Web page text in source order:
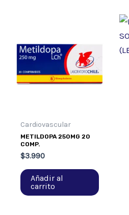
Cardiovascular
METILDOPA 250MG 20
COMP.
$3.990
Añadir al
carrito